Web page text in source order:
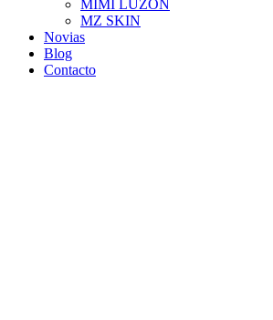
MIMI LUZON
MZ SKIN
Novias
Blog
Contacto